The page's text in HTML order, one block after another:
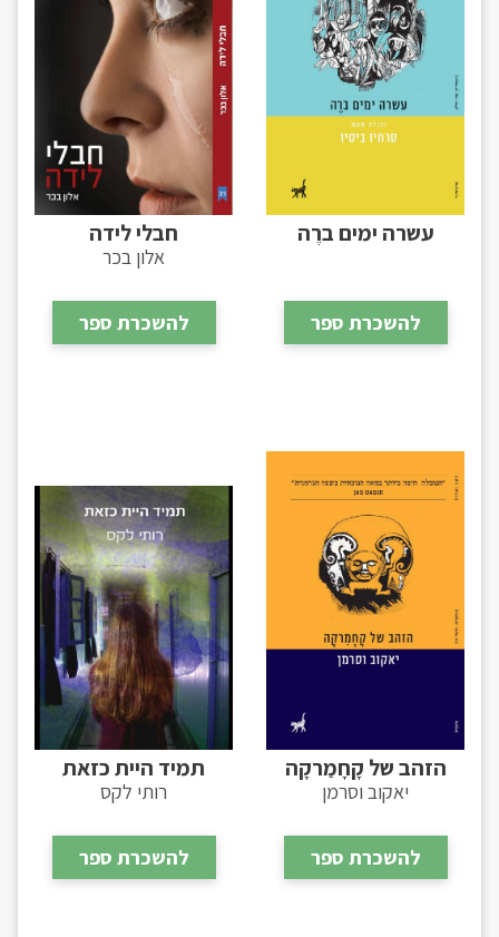
עשרה ימים ברֶה
להשכרת ספר
חבלי לידה
אלון בכר
להשכרת ספר
הזהב של קָחָמַרקָה
יאקוב וסרמן
להשכרת ספר
תמיד היית כזאת
רותי לקס
להשכרת ספר